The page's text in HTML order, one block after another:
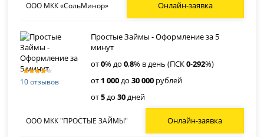
ООО МКК «СольМинор» Онлайн-заявка
10 отзывов
Простые Займы - Оформление за 5
минут
от0% до0,8% в день (ПСК0-292%)
от 1 000до30 000 рублей
от5до30дней
ООО МКК "ПРОСТЫЕ ЗАЙМЫ" Онлайн-заявка